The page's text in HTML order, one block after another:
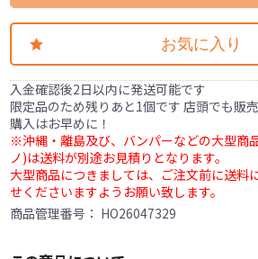
お気に入り
入金確認後2日以内に発送可能です
限定品のため残りあと1個です 店頭でも販
購入はお早めに！
※沖縄・離島及び、バンパーなどの大型商
ノ)は送料が別途お見積りとなります。
大型商品につきましては、ご注文前に送料
せくださいますようお願い致します。
商品管理番号： HO26047329